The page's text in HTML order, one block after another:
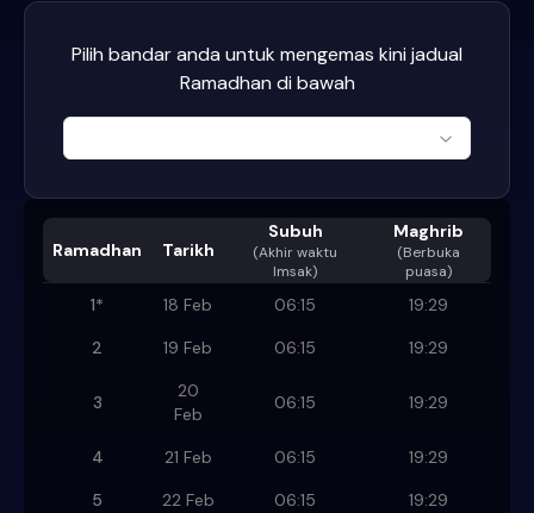
Pilih bandar anda untuk mengemas kini jadual
Ramadhan di bawah
Ramadhan Tarikh
Subuh
(Akhir waktu
Imsak)
Maghrib
(Berbuka
puasa)
1* 18 Feb 06:15
19:29
2
19 Feb 06:15 19:29
3
20
Feb
06:15 19:29
4 21 Feb 06:15
19:29
5
22 Feb 06:15
19:29